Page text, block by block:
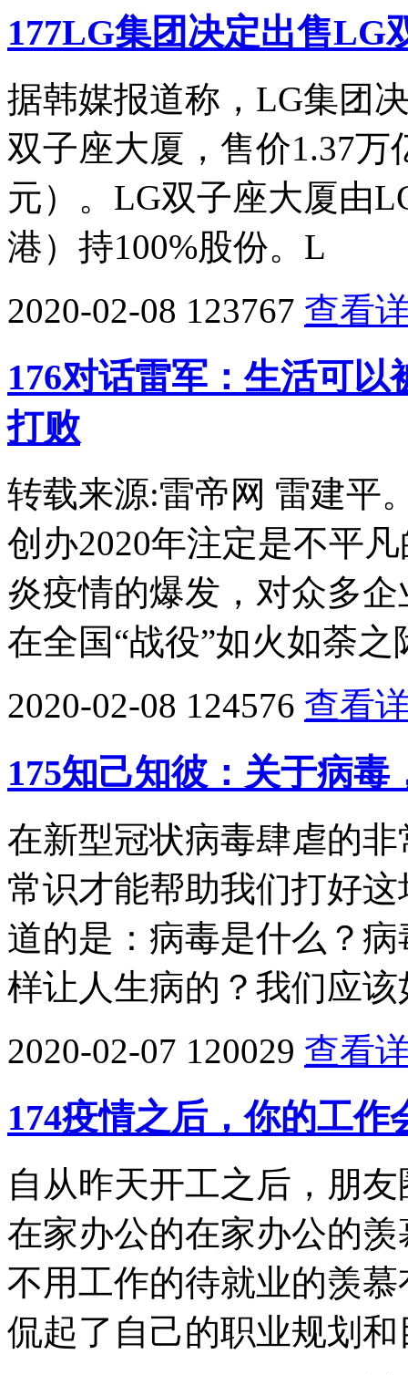
177LG集团决定出售LG
据韩媒报道称，LG集团
双子座大厦，售价1.37万
元）。LG双子座大厦由
港）持100%股份。L
2020-02-08 123767 查看
176对话雷军：生活可
打败
转载来源:雷帝网 雷建平
创办2020年注定是不平
炎疫情的爆发，对众多
在全国“战役”如火如荼之
2020-02-08 124576 查看
175知己知彼：关于病
在新型冠状病毒肆虐的
常识才能帮助我们打好
道的是：病毒是什么？
样让人生病的？我们应
2020-02-07 120029 查看
174疫情之后，你的工作
自从昨天开工之后，朋
在家办公的在家办公的
不用工作的待就业的羡
侃起了自己的职业规划和